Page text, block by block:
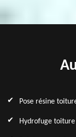
Pose résine
Hydrofuge